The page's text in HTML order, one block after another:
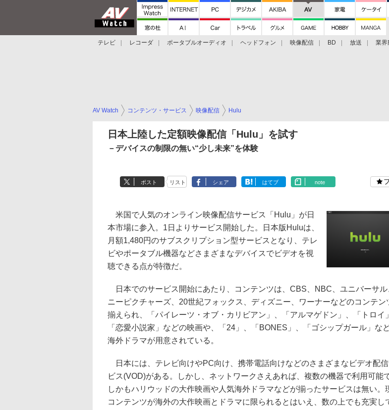
テレビ レコーダ ポータブルオーディオ ヘッドフォン 映像配信 BD 放送 業界
AV Watch コンテンツ・サービス 映像配信 Hulu
日本上陸した定額映像配信「Hulu」を試す
－デバイスの制限の無い“少し未来”を体験
ポスト リスト シェア はてブ note
米国で人気のオンライン映像配信サービス「Hulu」が日
本市場に参入。1日よりサービス開始した。日本版Huluは、
月額1,480円のサブスクリプション型サービスとなり、テレ
ビやポータブル機器などさまざまなデバイスでビデオを視
聴できる点が特徴だ。
日本でのサービス開始にあたり、コンテンツは、CBS、NBC、ユニバーサル
ニーピクチャーズ、20世紀フォックス、ディズニー、ワーナーなどのコンテン
揃えられ、「パイレーツ・オブ・カリビアン」、「アルマゲドン」、「トロイ
「恋愛小説家」などの映画や、「24」、「BONES」、「ゴシップガール」な
海外ドラマが用意されている。
日本には、テレビ向けやPC向け、携帯電話向けなどのさまざまなビデオ配
ビス(VOD)がある。しかし、ネットワークさえあれば、複数の機器で利用可能で
しかもハリウッドの大作映画や人気海外ドラマなどが揃ったサービスは無い。
コンテンツが海外の大作映画とドラマに限られるとはいえ、数の上でも充実し